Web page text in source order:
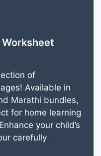
of
Available in
Marathi bundles,
for home learning
your child’s
carefully